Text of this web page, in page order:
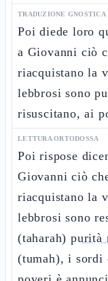
TRADUZIONE GNOSTICA
Poi diede loro
a Giovanni ciò
riacquistano la
lebbrosi sono
risuscitano, ai
LETTURA ORTODOSSA
Poi rispose
Giovanni ciò
riacquistano la
lebbrosi sono
(taharah)purità
(tumah), i sordi